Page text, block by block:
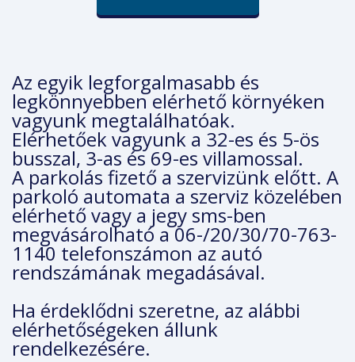
Az egyik legforgalmasabb és
legkönnyebben elérhető környéken
vagyunk megtalálhatóak.
Elérhetőek vagyunk a 32-es és 5-ös
busszal, 3-as és 69-es villamossal.
A parkolás fizető a szervizünk előtt. A
parkoló automata a szerviz közelében
elérhető vagy a jegy sms-ben
megvásárolható a 06-/20/30/70-763-
1140 telefonszámon az autó
rendszámának megadásával.
Ha érdeklődni szeretne, az alábbi
elérhetőségeken állunk
rendelkezésére.